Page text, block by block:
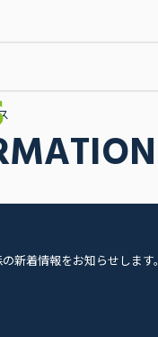
新着情報をお知らせします。